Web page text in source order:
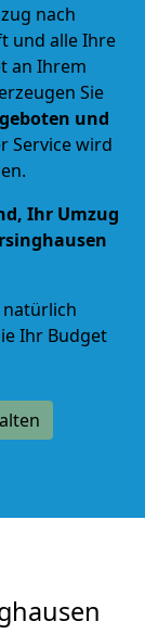
nach
und alle Ihre
an Ihrem
Sie
und
Service wird
Ihr Umzug
natürlich
Ihr Budget